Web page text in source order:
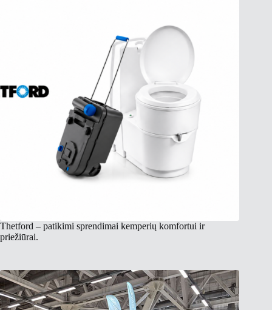
Thetford – patikimi sprendimai kemperių komfortui ir
priežiūrai.